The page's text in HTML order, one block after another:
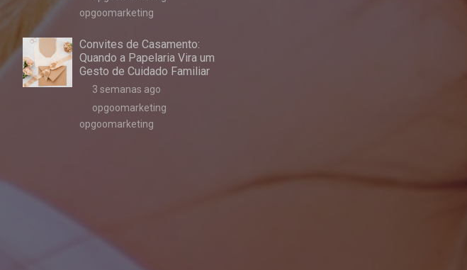
opgoomarketing
Convites de Casamento:
Quando a Papelaria Vira um
Gesto de Cuidado Familiar
3 semanas ago
opgoomarketing
opgoomarketing